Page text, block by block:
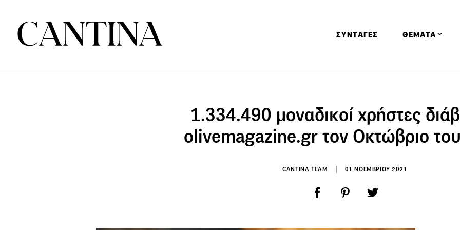
ΣΥΝΤΑΓΕΣ ΘΕΜΑΤΑ
Αφιερώματα
Ειδήσεις
Έρευνες
Παιδί
1.334.490 μοναδικοί χρήστες
olivemagazine.gr τον Οκτώβριο
CANTINA TEAM 01 ΝΟΕΜΒΡΙΟΥ 2021